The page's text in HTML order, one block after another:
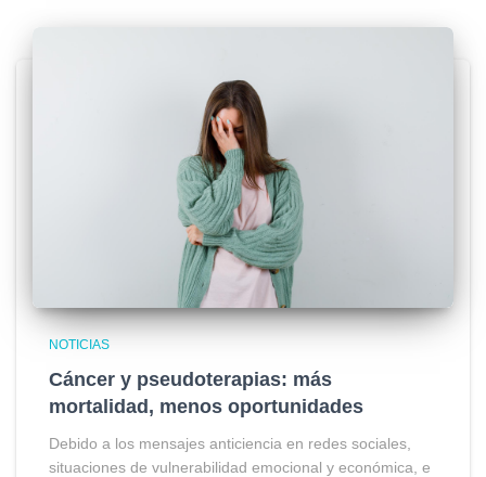
NOTICIAS
Cáncer y pseudoterapias: más
mortalidad, menos oportunidades
Debido a los mensajes anticiencia en redes sociales,
situaciones de vulnerabilidad emocional y económica, e